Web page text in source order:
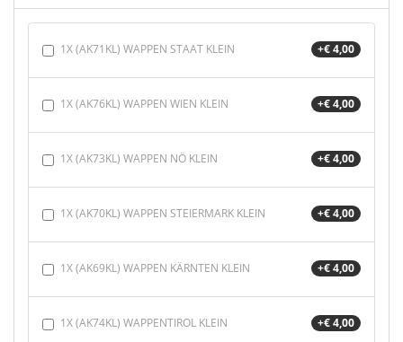
1X (AK71KL) WAPPEN STAAT KLEIN +€ 4,00
1X (AK76KL) WAPPEN WIEN KLEIN +€ 4,00
1X (AK73KL) WAPPEN NÖ KLEIN +€ 4,00
1X (AK70KL) WAPPEN STEIERMARK KLEIN +€ 4,00
1X (AK69KL) WAPPEN KÄRNTEN KLEIN +€ 4,00
1X (AK74KL) WAPPENTIROL KLEIN +€ 4,00